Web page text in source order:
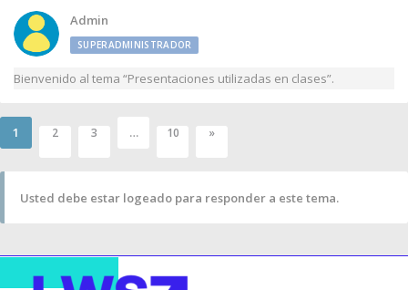
Admin
SUPERADMINISTRADOR
Bienvenido al tema “Presentaciones utilizadas en clases”.
1 2 3 … 10 »
Usted debe estar logeado para responder a este tema.